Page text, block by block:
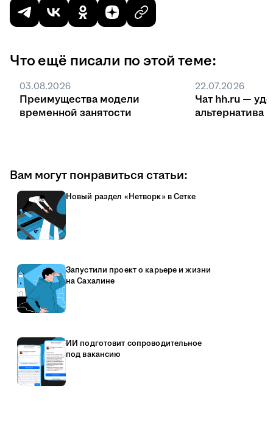
Что ещё писали по этой теме:
03.08.2026
Преимущества модели
временной занятости
22.07.2026
Чат hh.ru —
Вам могут понравиться статьи:
Новый раздел «Нетворк» в Сетке
Запустили проект о карьере и жизни
на Сахалине
ИИ подготовит сопроводительное
под вакансию